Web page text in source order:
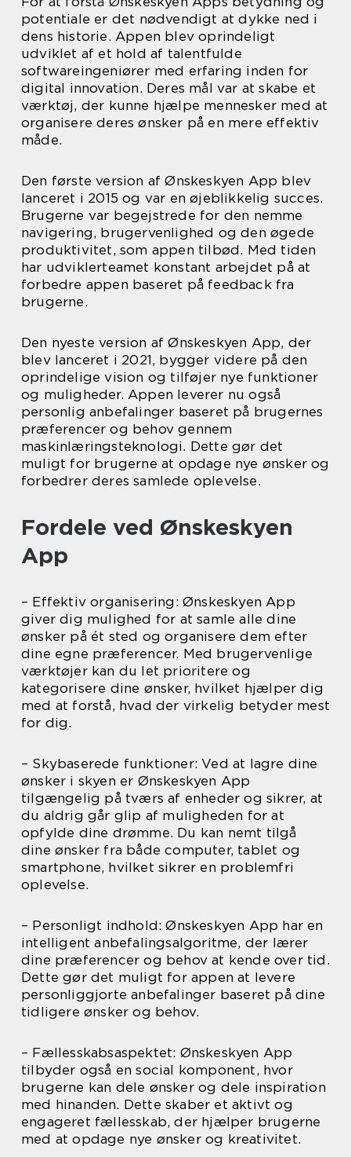
potentiale er det nødvendigt at dykke ned i
dens historie. Appen blev oprindeligt
udviklet af et hold af talentfulde
softwareingeniører med erfaring inden for
digital innovation. Deres mål var at skabe et
værktøj, der kunne hjælpe mennesker med at
organisere deres ønsker på en mere effektiv
måde.
Den første version af Ønskeskyen App blev
lanceret i 2015 og var en øjeblikkelig succes.
Brugerne var begejstrede for den nemme
navigering, brugervenlighed og den øgede
produktivitet, som appen tilbød. Med tiden
har udviklerteamet konstant arbejdet på at
forbedre appen baseret på feedback fra
brugerne.
Den nyeste version af Ønskeskyen App, der
blev lanceret i 2021, bygger videre på den
oprindelige vision og tilføjer nye funktioner
og muligheder. Appen leverer nu også
personlig anbefalinger baseret på brugernes
præferencer og behov gennem
maskinlæringsteknologi. Dette gør det
muligt for brugerne at opdage nye ønsker og
forbedrer deres samlede oplevelse.
Fordele ved Ønskeskyen
App
– Effektiv organisering: Ønskeskyen App
giver dig mulighed for at samle alle dine
ønsker på ét sted og organisere dem efter
dine egne præferencer. Med brugervenlige
værktøjer kan du let prioritere og
kategorisere dine ønsker, hvilket hjælper dig
med at forstå, hvad der virkelig betyder mest
for dig.
– Skybaserede funktioner: Ved at lagre dine
ønsker i skyen er Ønskeskyen App
tilgængelig på tværs af enheder og sikrer, at
du aldrig går glip af muligheden for at
opfylde dine drømme. Du kan nemt tilgå
dine ønsker fra både computer, tablet og
smartphone, hvilket sikrer en problemfri
oplevelse.
– Personligt indhold: Ønskeskyen App har en
intelligent anbefalingsalgoritme, der lærer
dine præferencer og behov at kende over tid.
Dette gør det muligt for appen at levere
personliggjorte anbefalinger baseret på dine
tidligere ønsker og behov.
– Fællesskabsaspektet: Ønskeskyen App
tilbyder også en social komponent, hvor
brugerne kan dele ønsker og dele inspiration
med hinanden. Dette skaber et aktivt og
engageret fællesskab, der hjælper brugerne
med at opdage nye ønsker og kreativitet.